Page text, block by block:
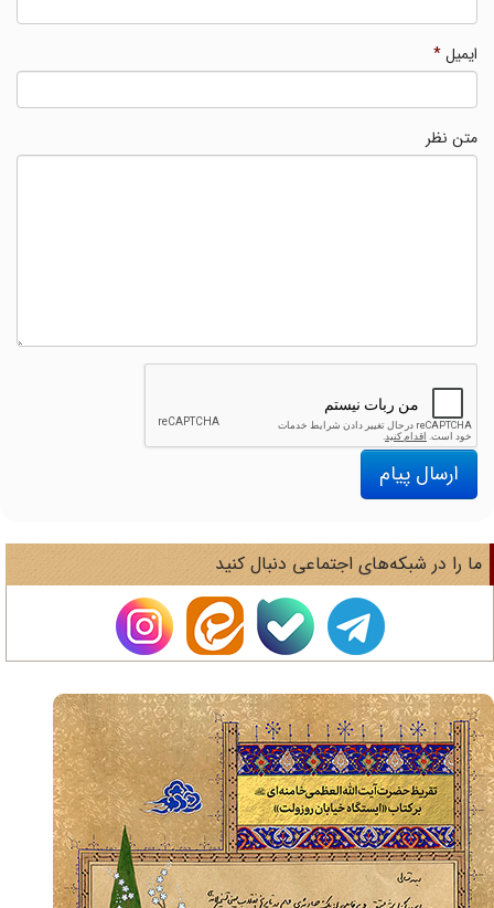
ایمیل*
متن نظر
ارسال پیام
را در شبکه‌های اجتماعی دنبال کنید